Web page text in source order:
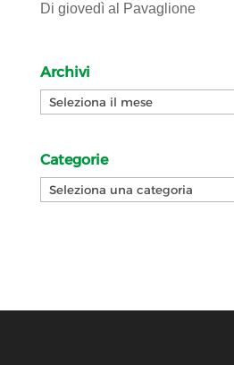
Di giovedì al Pavaglione
Archivi
Archivi
Categorie
Categorie